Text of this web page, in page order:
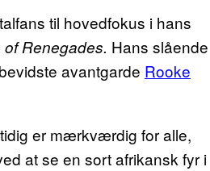
til hovedfokus i hans
of Renegades. Hans slående
avantgarde Rooke
er mærkværdig for alle,
at se en sort afrikansk fyr i